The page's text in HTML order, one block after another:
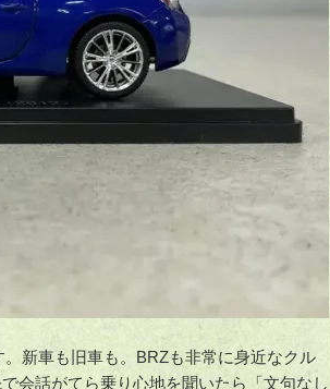
新車も旧車も。BRZも非常に身近なクル
会話がてら乗り心地を聞いたら「文句なし